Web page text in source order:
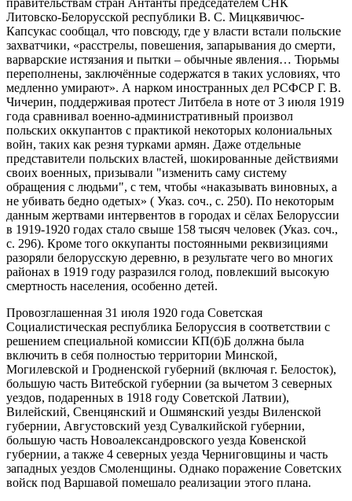
Литовско-Белорусской республики В. С. Мицкявичюс-
Капсукас сообщал, что повсюду, где у власти встали польские
захватчики, «расстрелы, повешения, запарывания до смерти,
варварские истязания и пытки – обычные явления… Тюрьмы
переполнены, заключённые содержатся в таких условиях, что
медленно умирают». А нарком иностранных дел РСФСР Г. В.
Чичерин, поддерживая протест Литбела в ноте от 3 июля 1919
года сравнивал военно-административный произвол
польских оккупантов с практикой некоторых колониальных
войн, таких как резня турками армян. Даже отдельные
представители польских властей, шокированные действиями
своих военных, призывали "изменить саму систему
обращения с людьми", с тем, чтобы «наказывать виновных, а
не убивать бедно одетых» ( Указ. соч., с. 250). По некоторым
данным жертвами интервентов в городах и сёлах Белоруссии
в 1919-1920 годах стало свыше 158 тысяч человек (Указ. соч.,
с. 296). Кроме того оккупанты постоянными реквизициями
разоряли белорусскую деревню, в результате чего во многих
районах в 1919 году разразился голод, повлекший высокую
смертность населения, особенно детей.
Провозглашенная 31 июля 1920 года Советская
Социалистическая республика Белоруссия в соответствии с
решением специальной комиссии КП(б)Б должна была
включить в себя полностью территории Минской,
Могилевской и Гродненской губерний (включая г. Белосток),
большую часть Витебской губернии (за вычетом 3 северных
уездов, подаренных в 1918 году Советской Латвии),
Вилейский, Свенцянский и Ошмянский уезды Виленской
губернии, Августовский уезд Сувалкийской губернии,
большую часть Новоалександровского уезда Ковенской
губернии, а также 4 северных уезда Черниговщины и часть
западных уездов Смоленщины. Однако поражение Советских
войск под Варшавой помешало реализации этого плана.